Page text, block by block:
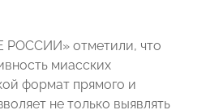
РОССИИ» отметили, что
миасских
формат прямого и
не только выявлять